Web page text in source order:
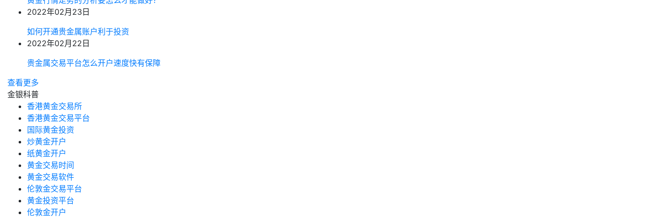
2022年02月23日
如何开通贵金属账户利于投资
2022年02月22日
贵金属交易平台怎么开户速度快有保障
查看更多
金银科普
香港黄金交易所
香港黄金交易平台
国际黄金投资
炒黄金开户
纸黄金开户
黄金交易时间
黄金交易软件
伦敦金交易平台
黄金投资平台
伦敦金开户